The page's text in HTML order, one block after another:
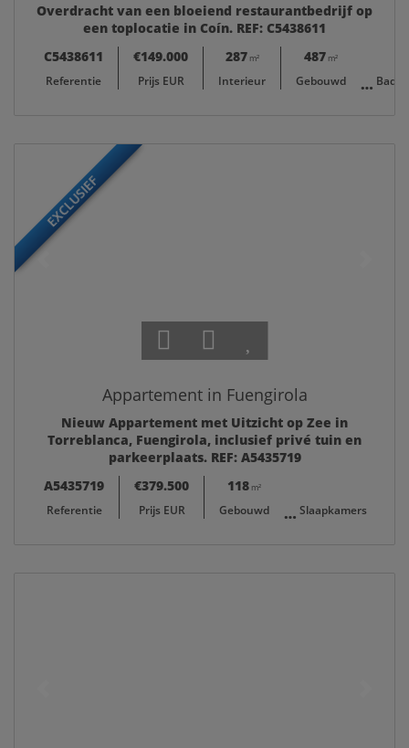
Overdracht van een bloeiend restaurantbedrijf op
een toplocatie in Coín. REF: C5438611
C5438611
Referentie
€149.000
Prijs EUR
287 m²
Interieur
487 m²
Gebouwd
EXCLUSIEF
Appartement in Fuengirola
Nieuw Appartement met Uitzicht op Zee in
Torreblanca, Fuengirola, inclusief privé tuin en
parkeerplaats. REF: A5435719
A5435719
Referentie
€379.500
Prijs EUR
118 m²
Gebouwd Slaapkamers